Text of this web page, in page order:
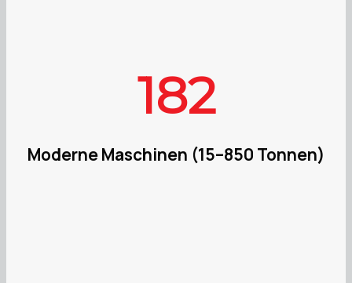
182
Moderne Maschinen (15–850 Tonnen)